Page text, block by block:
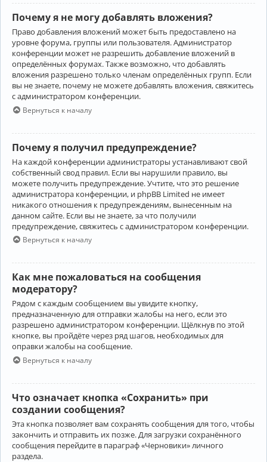
Почему я не могу добавлять вложения?
Право добавления вложений может быть предоставлено на
уровне форума, группы или пользователя. Администратор
конференции может не разрешить добавление вложений в
определённых форумах. Также возможно, что добавлять
вложения разрешено только членам определённых групп. Если
вы не знаете, почему не можете добавлять вложения, свяжитесь
с администратором конференции.
Вернуться к началу
Почему я получил предупреждение?
На каждой конференции администраторы устанавливают свой
собственный свод правил. Если вы нарушили правило, вы
можете получить предупреждение. Учтите, что это решение
администратора конференции, и phpBB Limited не имеет
никакого отношения к предупреждениям, вынесенным на
данном сайте. Если вы не знаете, за что получили
предупреждение, свяжитесь с администратором конференции.
Вернуться к началу
Как мне пожаловаться на сообщения
модератору?
Рядом с каждым сообщением вы увидите кнопку,
предназначенную для отправки жалобы на него, если это
разрешено администратором конференции. Щёлкнув по этой
кнопке, вы пройдёте через ряд шагов, необходимых для
оправки жалобы на сообщение.
Вернуться к началу
Что означает кнопка «Сохранить» при
создании сообщения?
Эта кнопка позволяет вам сохранять сообщения для того, чтобы
закончить и отправить их позже. Для загрузки сохранённого
сообщения перейдите в параграф «Черновики» личного
раздела.